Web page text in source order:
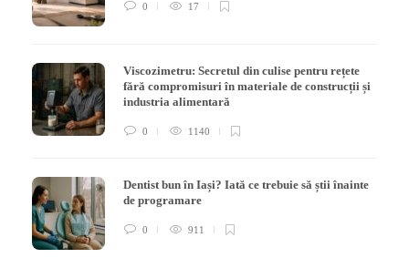
0 17
Viscozimetru: Secretul din culise pentru rețete
fără compromisuri în materiale de construcții și
industria alimentară
0 1140
Dentist bun în Iași? Iată ce trebuie să știi înainte
de programare
0 911